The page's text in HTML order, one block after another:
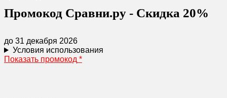
Промокод Сравни.ру - Скидка 20%
до 31 декабря 2026
Условия использования
Показать промокод *